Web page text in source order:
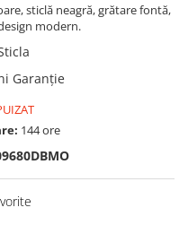
sticlă neagră, grătare fontă,
modern.
Garanție
144 ore